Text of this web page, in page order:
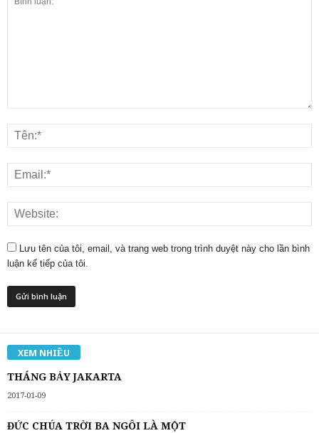
Lưu tên của tôi, email, và trang web trong trình duyệt này cho lần bình
luận kế tiếp của tôi.
XEM NHIỀU
THÁNG BẢY JAKARTA
2017-01-09
ĐỨC CHÚA TRỜI BA NGÔI LÀ MỘT